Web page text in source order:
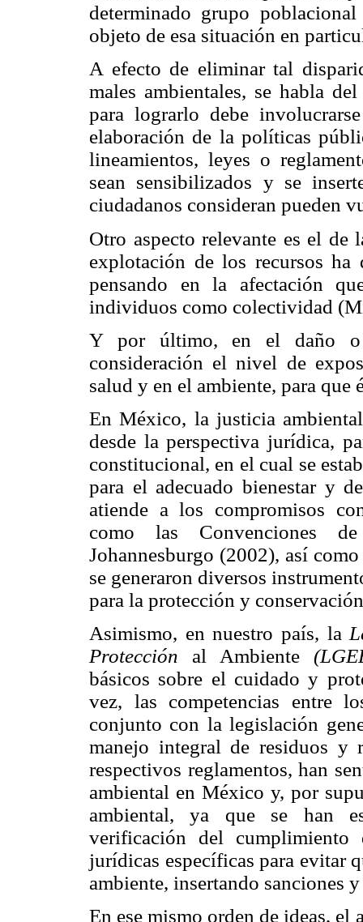
determinado grupo
objeto de esa situación en
A efecto de eliminar tal
males ambientales, se habla
para lograrlo debe
elaboración de la políticas
lineamientos, leyes o
sean sensibilizados y se
ciudadanos consideran pueden
Otro aspecto relevante es el de
explotación de los recursos
pensando en la afectación
individuos como colectividad
Y por último, en el daño o
consideración el nivel de
salud y en el ambiente, para que
En México, la justicia
desde la perspectiva jurídica,
constitucional, en el cual se
para el adecuado bienestar y
atiende a los compromisos
como las Convenciones
Johannesburgo (2002), así
se generaron diversos
para la protección y
Asimismo, en nuestro país, la
Protección al Ambiente
básicos sobre el cuidado y
vez, las competencias entre
conjunto con la legislación
manejo integral de residuos y
respectivos reglamentos, han
ambiental en México y, por
ambiental, ya que se han
verificación del
jurídicas específicas para evitar
ambiente, insertando sanciones
En ese mismo orden de ideas,